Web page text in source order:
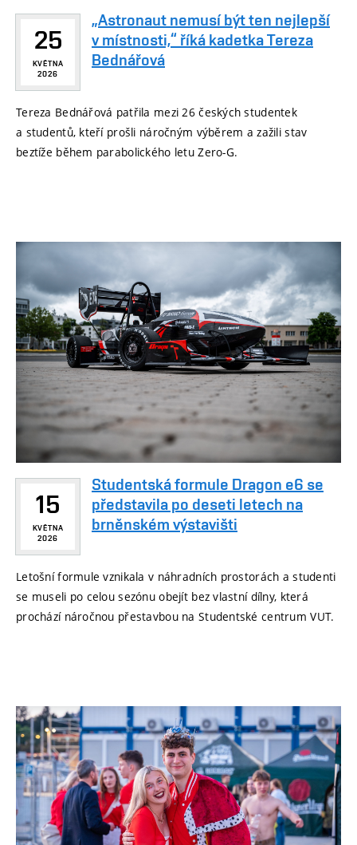
25
KVĚTNA
2026
„Astronaut nemusí být ten nejlepší
v místnosti,“ říká kadetka Tereza
Bednářová
Tereza Bednářová patřila mezi 26 českých studentek
a studentů, kteří prošli náročným výběrem a zažili stav
beztíže během parabolického letu Zero-G.
15
KVĚTNA
2026
Studentská formule Dragon e6 se
představila po deseti letech na
brněnském výstavišti
Letošní formule vznikala v náhradních prostorách a studenti
se museli po celou sezónu obejít bez vlastní dílny, která
prochází náročnou přestavbou na Studentské centrum VUT.